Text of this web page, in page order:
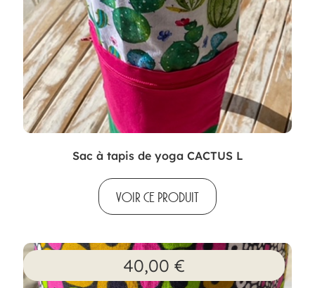
Sac à tapis de yoga CACTUS L
VOIR CE PRODUIT
40,00 €